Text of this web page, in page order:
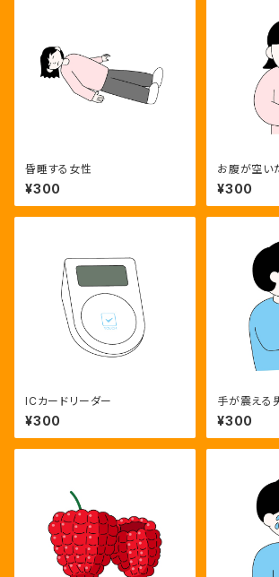
昏睡する女性
¥300
お腹が空い
¥300
ICカードリーダー
¥300
手が震える
¥300